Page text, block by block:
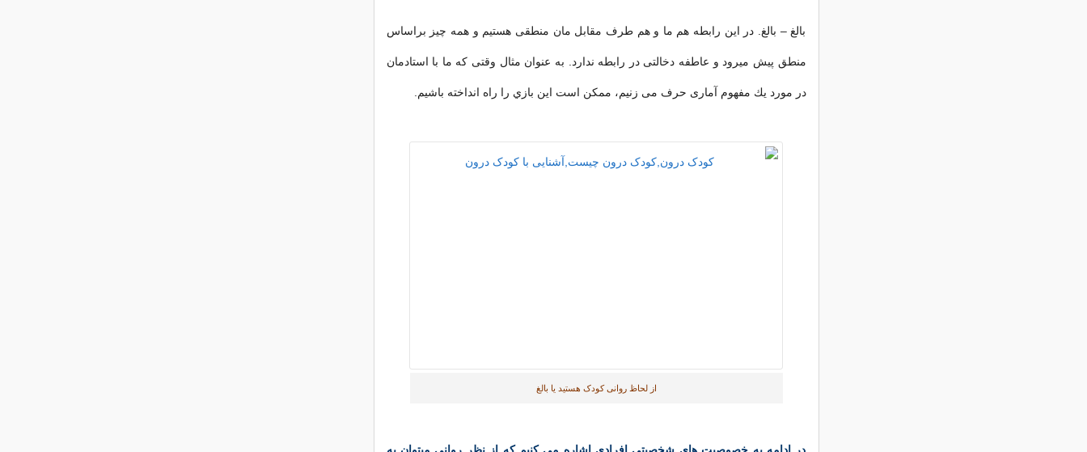
بالغ – بالغ. در این رابطه هم ما و هم طرف مقابل مان منطقی هستیم و همه چیز براساس
منطق پیش میرود و عاطفه دخالتی در رابطه ندارد. به عنوان مثال وقتی كه ما با استادمان
در مورد یك مفهوم آماری حرف می زنیم، ممکن است این بازي را راه انداخته باشیم.
از لحاظ روانی کودک هستید یا بالغ